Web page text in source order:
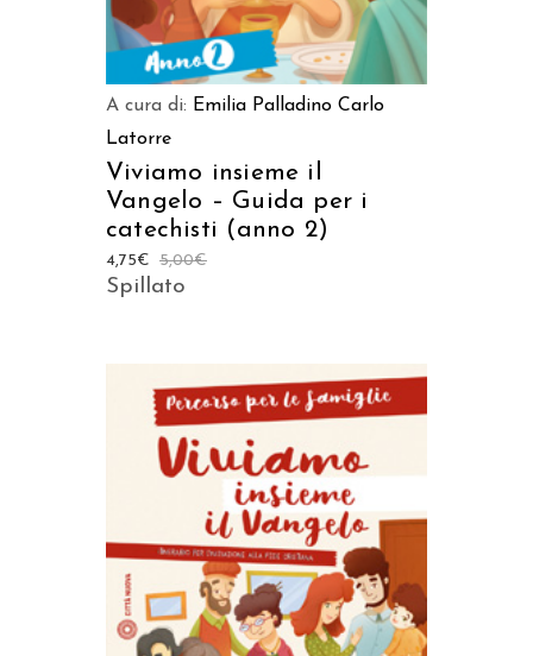
A cura di: Emilia Palladino Carlo
Latorre
Viviamo insieme il
Vangelo – Guida per i
catechisti (anno 2)
5,00€
4,75€
Spillato
AGGIUNGI AL CARRELLO